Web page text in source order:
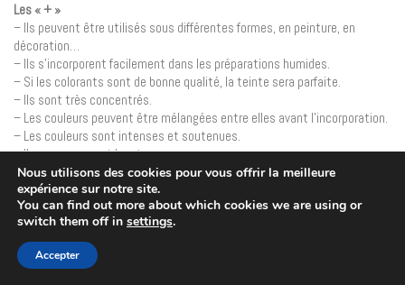
Les « + »
– Ils peuvent être utilisés sous différentes formes, en peinture, en
décoration…
– Ils s’incorporent facilement dans les préparations humides.
– Si les colorants sont de bonne qualité, la teinte sera parfaite.
– Ils sont très concentrés.
– Les couleurs peuvent être mélangées entre elles avant l’incorporation.
– Les couleurs sont intenses et soutenues.
– Ils se conservent longtemps.
Les « - »
– Ils sont le moins indiqués pour teindre le chocolat.
– Ils sont très difficiles à doser, donc c’est très dur d’obtenir les mêmes
teintes à chaque fois.
– Un colorant de mauvaise qualité peut conduire à des couleurs
Nous utilisons des cookies pour vous offrir la meilleure
expérience sur notre site.
You can find out more about which cookies we are using or
switch them off in settings.
Accepter